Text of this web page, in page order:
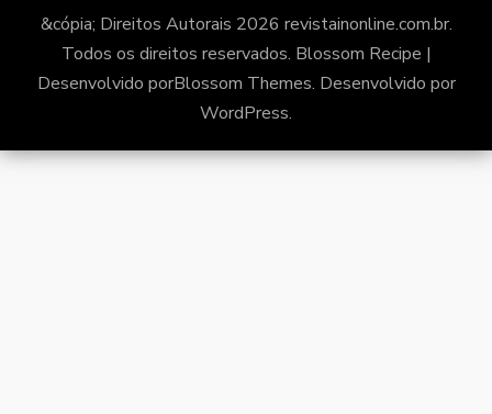
&cópia; Direitos Autorais 2026 revistainonline.com.br.
Todos os direitos reservados. Blossom Recipe |
Desenvolvido porBlossom Themes. Desenvolvido por
WordPress.